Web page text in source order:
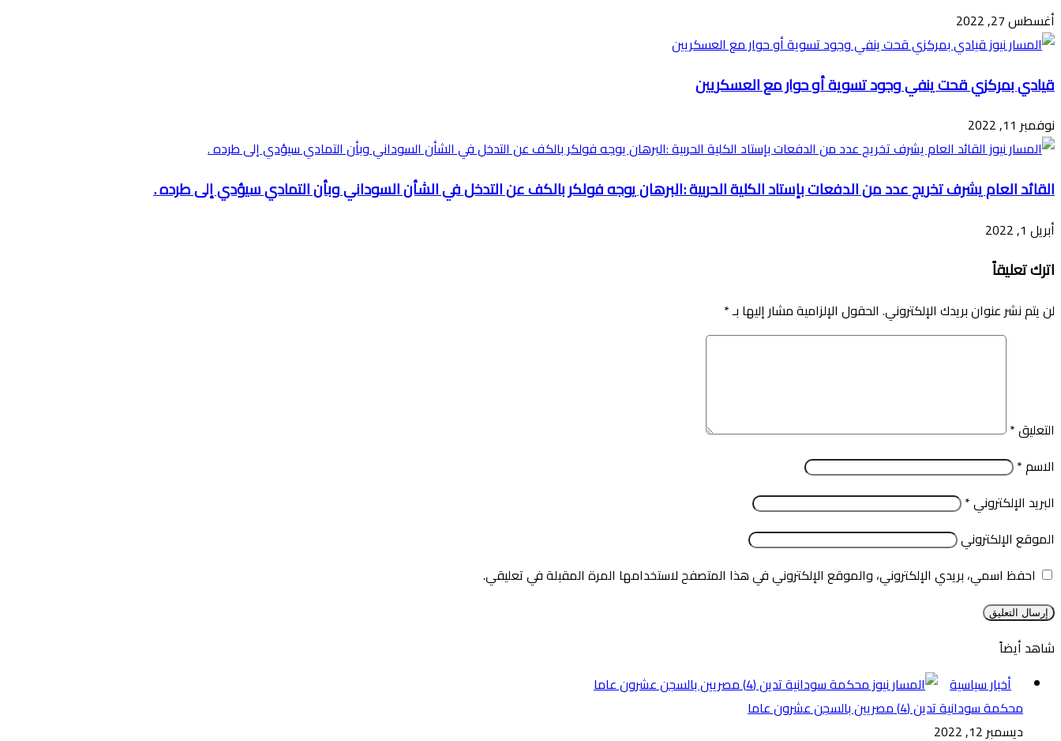
أغسطس 27, 2022
قيادي بمركزي قحت ينفي وجود تسوية أو حوار مع العسكريين
نوفمبر 11, 2022
القائد العام يشرف تخريج عدد من الدفعات بإستاد الكلية الحربية :البرهان يوجه فولكر بالكف عن التدخل في الشأن السوداني وبأن التمادي سيؤدي إلى طرده .
أبريل 1, 2022
اترك تعليقاً
لن يتم نشر عنوان بريدك الإلكتروني. الحقول الإلزامية مشار إليها بـ*
التعليق*
الاسم*
البريد الإلكتروني*
الموقع الإلكتروني
احفظ اسمي، بريدي الإلكتروني، والموقع الإلكتروني في هذا المتصفح لاستخدامها المرة المقبلة في تعليقي.
شاهد أيضاً
أخبار سياسية
محكمة سودانية تدين (4) مصريين بالسجن عشرون عاما
ديسمبر 12, 2022